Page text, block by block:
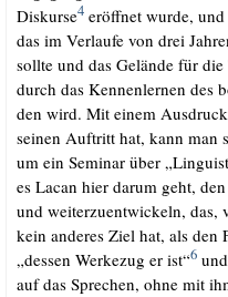
Dis­kur­se4eröff­net wur­de, und
das im Ver­lau­fe von drei
soll­te und das Gelän­de für
durch das Ken­nen­ler­nen des
den wird. Mit einem
sei­nen Auf­tritt hat, kann man
um ein Semi­nar über
es Lacan hier dar­um geht,
und wei­ter­zu­ent­wi­ckeln, das,
kein ande­res Ziel hat, als den
„des­sen Wer­ke­zug er ist“6und
auf das Spre­chen, ohne mit